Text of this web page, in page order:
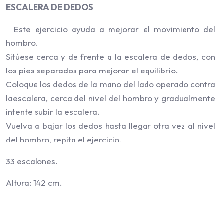
ESCALERA DE DEDOS
Este ejercicio ayuda a mejorar el movimiento del
hombro.
Sitúese cerca y de frente a la escalera de dedos, con
los pies separados para mejorar el equilibrio.
Coloque los dedos de la mano del lado operado contra
laescalera, cerca del nivel del hombro y gradualmente
intente subir la escalera.
Vuelva a bajar los dedos hasta llegar otra vez al nivel
del hombro, repita el ejercicio.
33 escalones.
Altura: 142 cm.